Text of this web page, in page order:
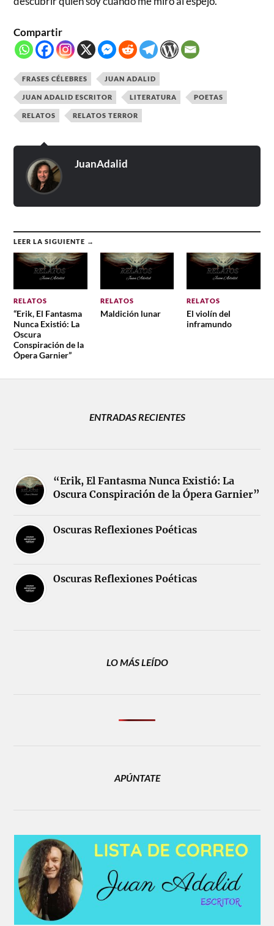
Compartir
FRASES CÉLEBRES JUAN ADALID
JUAN ADALID ESCRITOR LITERATURA POETAS
RELATOS RELATOS TERROR
JuanAdalid
LEER LA SIGUIENTE →
RELATOS
“Erik, El Fantasma
Nunca Existió: La
Oscura
Conspiración de la
Ópera Garnier”
RELATOS
Maldición lunar
RELATOS
El violín del
inframundo
ENTRADAS RECIENTES
“Erik, El Fantasma Nunca Existió: La
Oscura Conspiración de la Ópera Garnier”
Oscuras Reflexiones Poéticas
Oscuras Reflexiones Poéticas
LO MÁS LEÍDO
APÚNTATE